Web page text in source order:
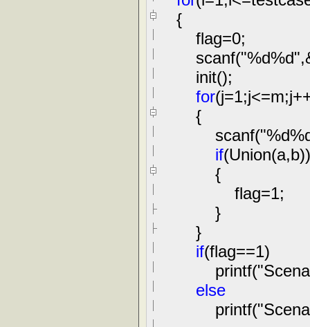
{
flag=0;
scanf("%d%d",
init();
for(j=1;j<=m;j
{
scanf("
if(Union(a,b))
{
flag=1;
}
}
if(flag==1)
printf("
else
printf("